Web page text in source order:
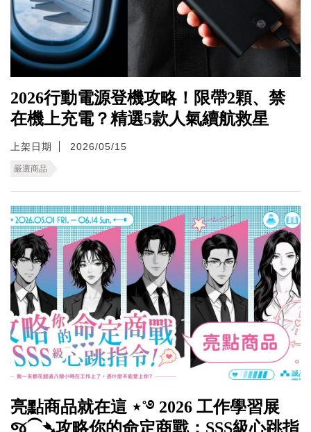
2026行動電源登機攻略！限帶2顆、禁
在機上充電？精選5款人氣續航救星
上架日期 2026/05/15
嚴選商品
亮點商品就在這 ⋆˚࿔ 2026 工作學習展
જ⁀➴攻略你的命定商戰：SSS級心跳指